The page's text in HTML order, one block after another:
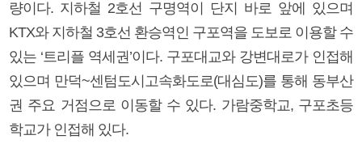
량이다. 지하철 2호선 구명역이 단지 바로 앞에 있으며
KTX와 지하철 3호선 환승역인 구포역을 도보로 이용할 수
있는 ‘트리플 역세권’이다. 구포대교와 강변대로가 인접해
있으며 만덕~센텀도시고속화도로(대심도)를 통해 동부산
권 주요 거점으로 이동할 수 있다. 가람중학교, 구포초등
학교가 인접해 있다.